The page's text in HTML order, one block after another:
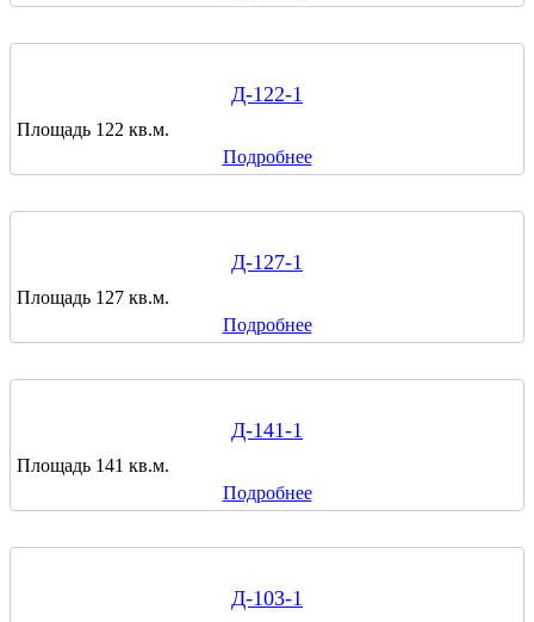
Д-122-1
Площадь 122 кв.м.
Подробнее
Д-127-1
Площадь 127 кв.м.
Подробнее
Д-141-1
Площадь 141 кв.м.
Подробнее
Д-103-1